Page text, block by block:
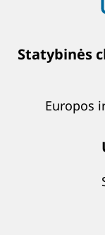
Statybinės
Europos